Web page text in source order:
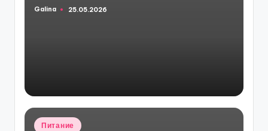
Запись
Galina 25.05.2026
Опубликовано
Питание